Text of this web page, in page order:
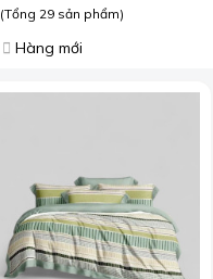
(Tổng 29 sản phẩm)
Hàng mới